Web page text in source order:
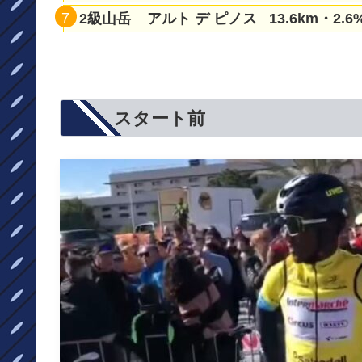
2級山岳 アルト デ ピノス 13.6km・
スタート前